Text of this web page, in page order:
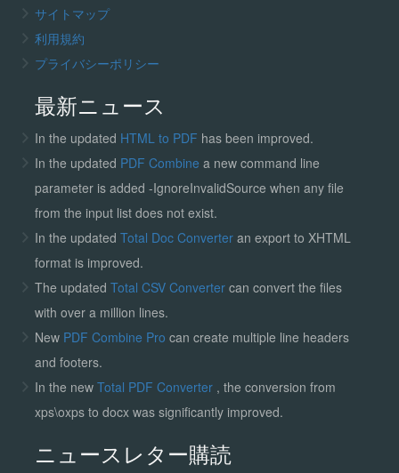
サイトマップ
利用規約
プライバシーポリシー
最新ニュース
In the updated HTML to PDF has been improved.
In the updated PDF Combine a new command line
parameter is added -IgnoreInvalidSource when any file
from the input list does not exist.
In the updated Total Doc Converter an export to XHTML
format is improved.
The updated Total CSV Convertercan convert the files
with over a million lines.
New PDF Combine Pro can create multiple line headers
and footers.
In the new Total PDF Converter , the conversion from
xps\oxps to docx was significantly improved.
ニュースレター購読